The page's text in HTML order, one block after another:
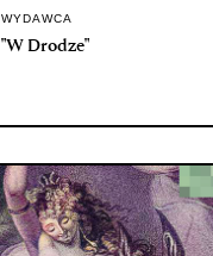
WYDAWCA
"W Drodze"